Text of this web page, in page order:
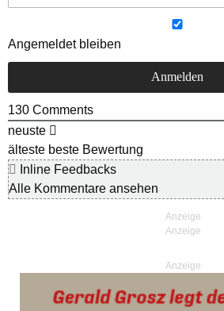
Angemeldet bleiben
130 Comments
neuste
älteste beste Bewertung
Inline Feedbacks
Alle Kommentare ansehen
Anzeige